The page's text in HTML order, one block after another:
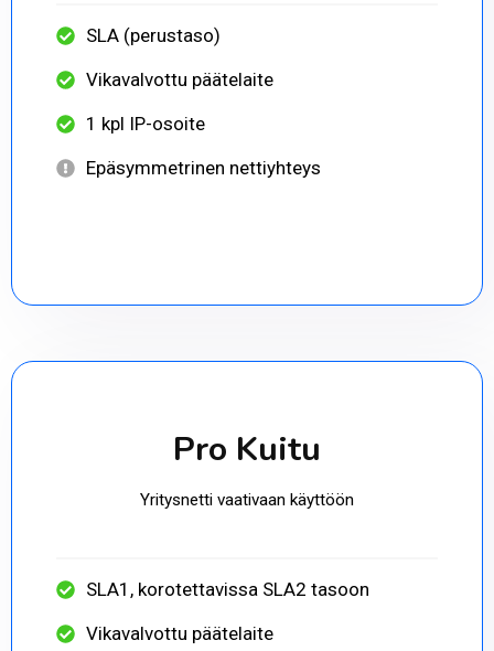
SLA (perustaso)
Vikavalvottu päätelaite
1 kpl IP-osoite
Epäsymmetrinen nettiyhteys
Pro Kuitu
Yritysnetti vaativaan käyttöön
SLA1, korotettavissa SLA2 tasoon
Vikavalvottu päätelaite